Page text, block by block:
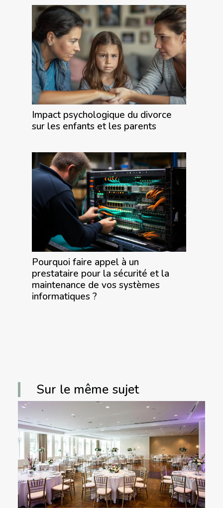
Impact psychologique du divorce
sur les enfants et les parents
Pourquoi faire appel à un
prestataire pour la sécurité et la
maintenance de vos systèmes
informatiques ?
Sur le même sujet